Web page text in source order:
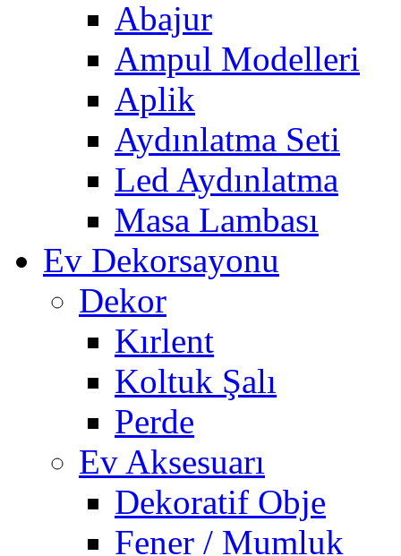
Abajur
Ampul Modelleri
Aplik
Aydınlatma Seti
Led Aydınlatma
Masa Lambası
Ev Dekorsayonu
Dekor
Kırlent
Koltuk Şalı
Perde
Ev Aksesuarı
Dekoratif Obje
Fener / Mumluk